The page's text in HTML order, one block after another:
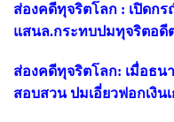
ส่องคดีทุจริตโลก : เปิดก
แสนล.กระทบปมทุจริตอดี
ส่องคดีทุจริตโลก: เมื่อธ
สอบสวน ปมเอี่ยวฟอกเงิน